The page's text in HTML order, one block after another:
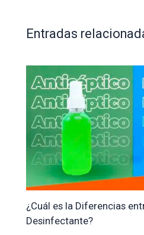
Entradas
¿Cuál es la Diferencias
Desinfectante?